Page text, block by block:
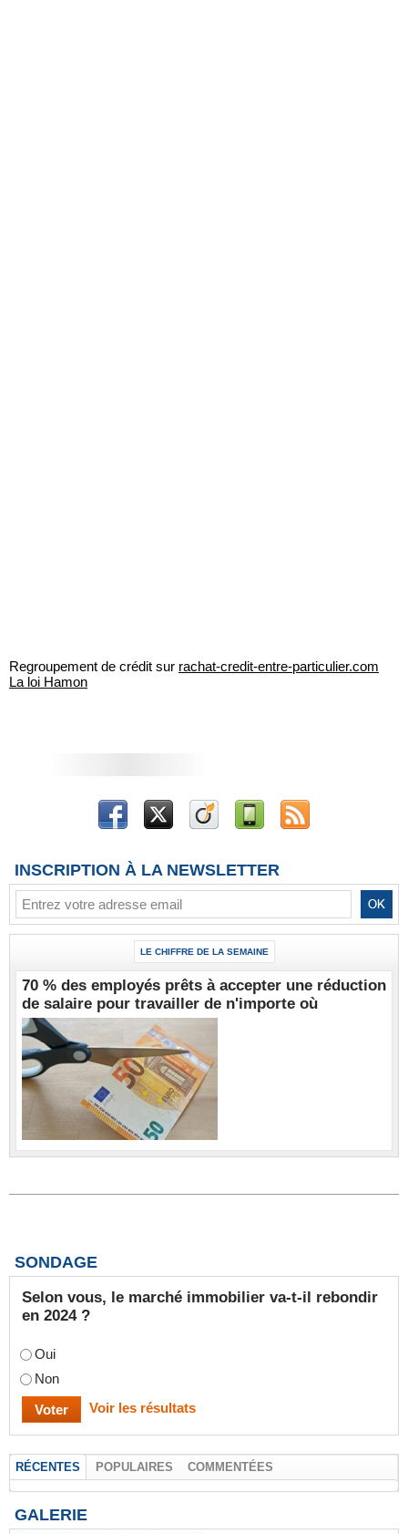
Regroupement de crédit sur rachat-credit-entre-particulier.com
La loi Hamon
INSCRIPTION À LA NEWSLETTER
LE CHIFFRE DE LA SEMAINE
70 % des employés prêts à accepter une réduction
de salaire pour travailler de n'importe où
SONDAGE
Selon vous, le marché immobilier va-t-il rebondir
en 2024 ?
Oui
Non
Voir les résultats
RÉCENTES POPULAIRES COMMENTÉES
GALERIE